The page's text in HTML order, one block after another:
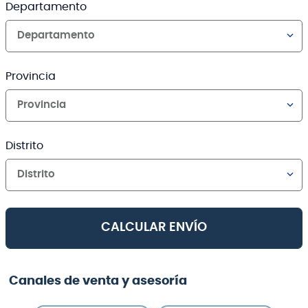
Departamento
Departamento
Provincia
Provincia
Distrito
Distrito
CALCULAR ENVÍO
Canales de venta y asesoría